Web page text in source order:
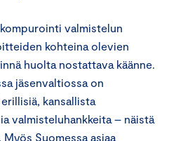
valmistelun
kohteina olevien
huolta nostattava käänne.
jäsenvaltiossa on
kansallista
valmisteluhankkeita – näistä
Myös Suomessa asiaa